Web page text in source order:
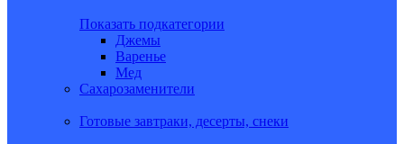
Показать подкатегории
Джемы
Варенье
Мед
Сахарозаменители
Готовые завтраки, десерты, снеки